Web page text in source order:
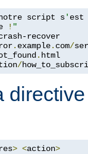
script s' est
! "
. example. com/
.
/
> <action>